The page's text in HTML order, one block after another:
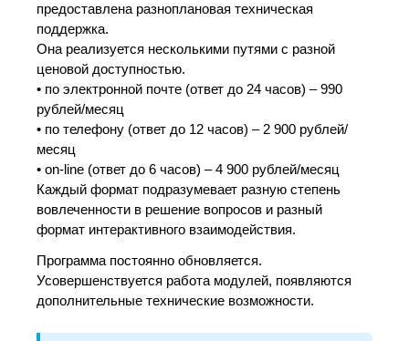
предоставлена разноплановая техническая
поддержка.
Она реализуется несколькими путями с разной
ценовой доступностью.
• по электронной почте (ответ до 24 часов) – 990
рублей/месяц
• по телефону (ответ до 12 часов) – 2 900 рублей/
месяц
• on-line (ответ до 6 часов) – 4 900 рублей/месяц
Каждый формат подразумевает разную степень
вовлеченности в решение вопросов и разный
формат интерактивного взаимодействия.
Программа постоянно обновляется.
Усовершенствуется работа модулей, появляются
дополнительные технические возможности.